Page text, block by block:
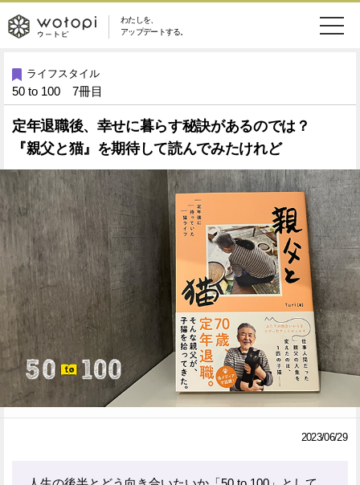
わたしを、
アップデートする。
wotopi
-
ウ
ー
ト
ピ
メ
ニ
ュ
恋愛・結婚
美容・コスメ 妊娠・出産
健康 ワークスタイル
ライフスタイル ファッション
ソーシャル SDGs
アイテム
検
索
ウートピとは？
Facebook
ェ
Twitter
ェ
ライフスタイル
50 to 100 7冊目
定年退職後、幸せに暮らす秘訣があるのでは？
『親父と猫』を期待して読んでみたけれど
2023/06/29